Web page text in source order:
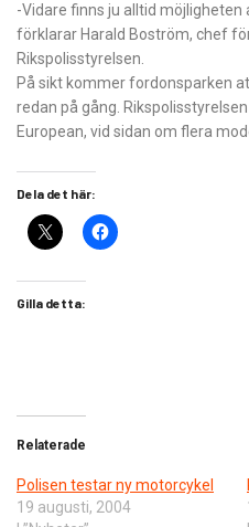
-Vidare finns ju alltid
förklarar Harald Boström, chef
Rikspolisstyrelsen.
På sikt kommer fordonsparken
redan på gång.
European, vid sidan om flera
Dela det här:
Gilla detta:
Relaterade
Polisen testar ny motorcykel
19 augusti, 2004